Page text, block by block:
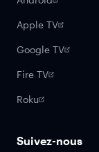
Apple TV
Google TV
Fire TV
Roku
Suivez-nous